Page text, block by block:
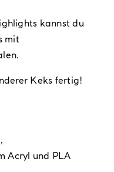
kannst du
mit
Keks fertig!
Acryl und PLA